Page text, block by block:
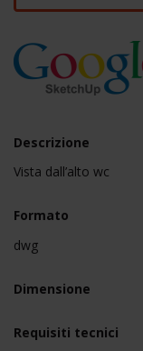
Descrizione
Vista dall’alto wc
Formato
dwg
Dimensione
Requisiti tecnici